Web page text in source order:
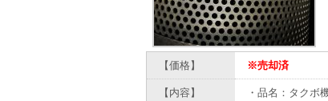
【価格】 ※売却済
【内容】
・品名：タクボ